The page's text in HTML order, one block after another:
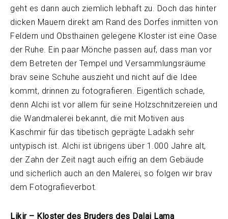
geht es dann auch ziemlich lebhaft zu. Doch das hinter
dicken Mauern direkt am Rand des Dorfes inmitten von
Feldern und Obsthainen gelegene Kloster ist eine Oase
der Ruhe. Ein paar Mönche passen auf, dass man vor
dem Betreten der Tempel und Versammlungsräume
brav seine Schuhe auszieht und nicht auf die Idee
kommt, drinnen zu fotografieren. Eigentlich schade,
denn Alchi ist vor allem für seine Holzschnitzereien und
die Wandmalerei bekannt, die mit Motiven aus
Kaschmir für das tibetisch geprägte Ladakh sehr
untypisch ist. Alchi ist übrigens über 1.000 Jahre alt,
der Zahn der Zeit nagt auch eifrig an dem Gebäude
und sicherlich auch an den Malerei, so folgen wir brav
dem Fotografieverbot.
Likir – Kloster des Bruders des Dalai Lama